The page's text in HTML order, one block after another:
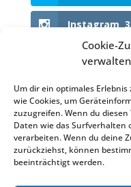
Cookie-
verwalten
Um dir ein optimales
wie Cookies, um
zuzugreifen. Wenn du
Daten wie das Surfverhalten
verarbeiten. Wenn du deine
zurückziehst, können
beeinträchtigt werden.
Instagram
Anstehende
KEINE